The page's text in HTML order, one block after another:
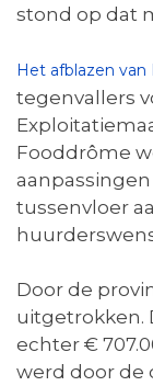
stond op dat
Het afblazen van
tegenvallers
Fooddrôme
tussenvloer
Door de
uitgetrokken.
echter €
werd door de